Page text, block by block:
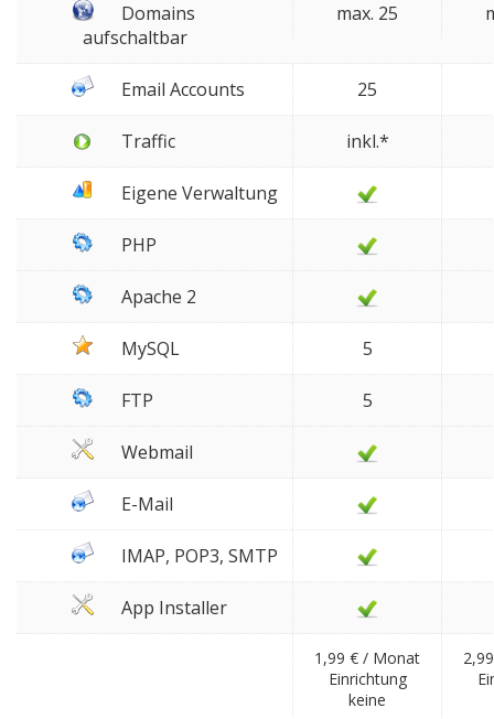
Domains
aufschaltbar
max. 25
Email Accounts 25
Traffic inkl.*
Eigene Verwaltung
PHP
Apache 2
MySQL 5
FTP 5
Webmail
E-Mail
IMAP, POP3, SMTP
App Installer
1,99 € / Monat
Einrichtung
keine